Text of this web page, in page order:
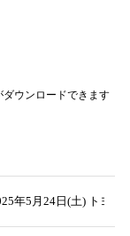
ウンロードできます
年5月24日(土) トヨ